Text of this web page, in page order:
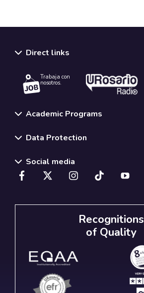
Direct links
Trabaja con
nosotros.
Academic Programs
Data Protection
Social media
Recognitions
of Quality